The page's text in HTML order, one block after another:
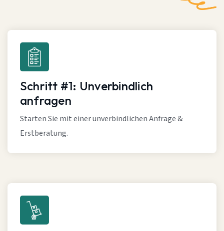
Schritt #1: Unverbindlich
anfragen
Starten Sie mit einer unverbindlichen Anfrage &
Erstberatung.